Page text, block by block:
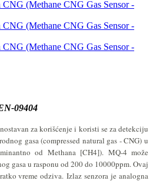
09404
za korišćenje i koristi se za detekciju
gasa (compressed natural gas - CNG) u
od Methana [CH4]). MQ-4 može
gasa u rasponu od 200 do 10000ppm. Ovaj
vreme odziva.Izlaz senzora je analogna